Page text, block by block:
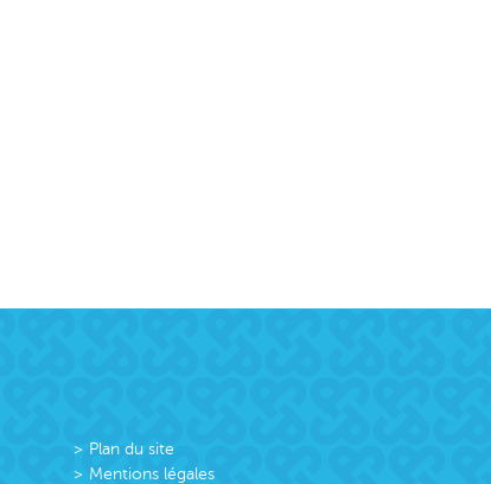
Plan du site
Mentions légales